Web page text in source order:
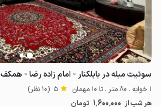
سوئیت مبله در بابلکنار - امام زاده رضا - همکف
1 خوابه . 80 متر . تا 10 مهمان 5 (10 نظر)
هر شب از 1٬600٬000 تومان